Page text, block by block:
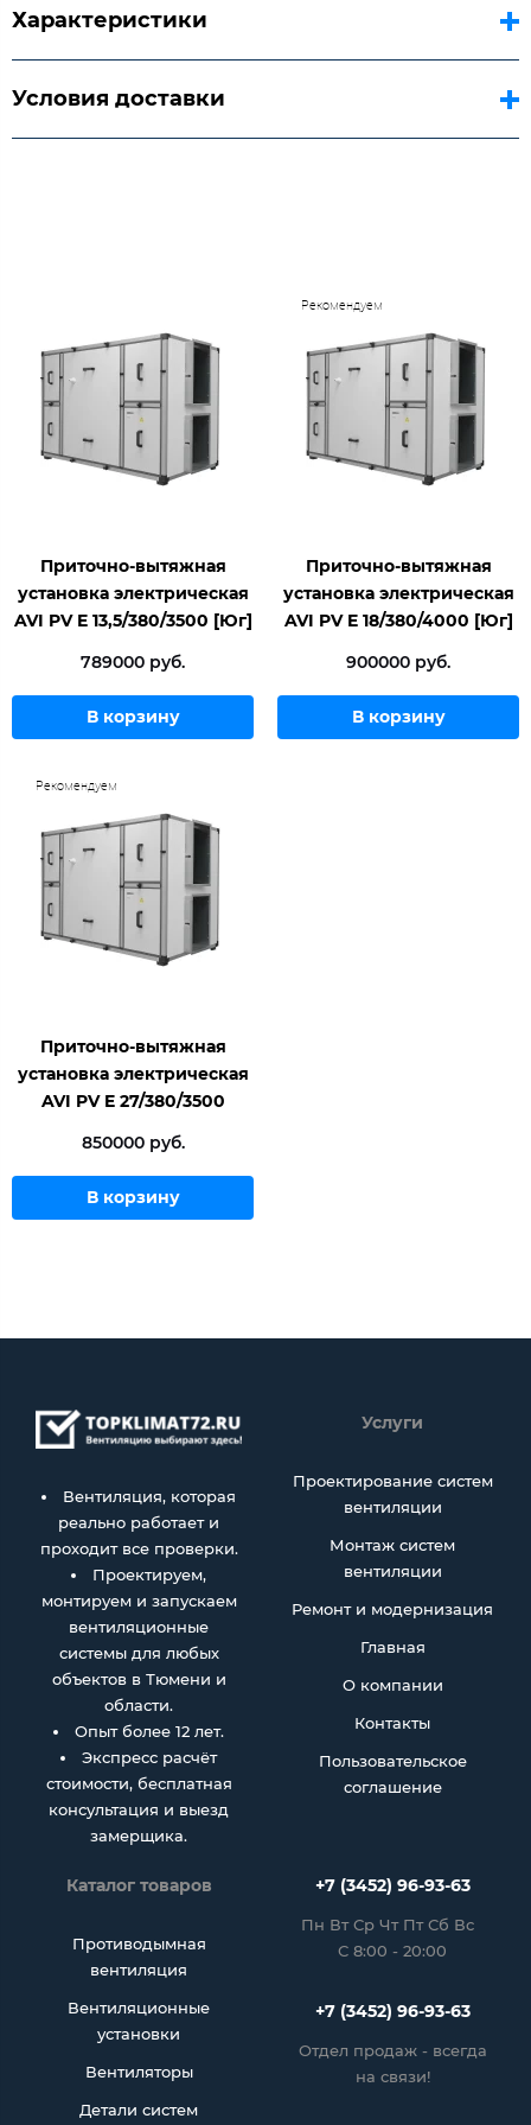
Характеристики
Условия доставки
Приточно-вытяжная
установка электрическая
AVI PV E 13,5/380/3500 [Юг]
789000 руб.
В корзину
Рекомендуем
Приточно-вытяжная
установка электрическая
AVI PV E 18/380/4000 [Юг]
900000 руб.
В корзину
Рекомендуем
Приточно-вытяжная
установка электрическая
AVI PV E 27/380/3500
850000 руб.
В корзину
Вентиляция, которая
реально работает и
проходит все проверки.
Проектируем,
монтируем и запускаем
вентиляционные
системы для любых
объектов в Тюмени и
области.
Опыт более 12 лет.
Экспресс расчёт
стоимости, бесплатная
консультация и выезд
замерщика.
Услуги
Проектирование систем
вентиляции
Монтаж систем
вентиляции
Ремонт и модернизация
Главная
О компании
Контакты
Пользовательское
соглашение
Каталог товаров
Противодымная
вентиляция
Вентиляционные
установки
Вентиляторы
Детали систем
+7 (3452) 96-93-63
Пн Вт Ср Чт Пт Сб Вс
С 8:00 - 20:00
+7 (3452) 96-93-63
Отдел продаж - всегда
на связи!